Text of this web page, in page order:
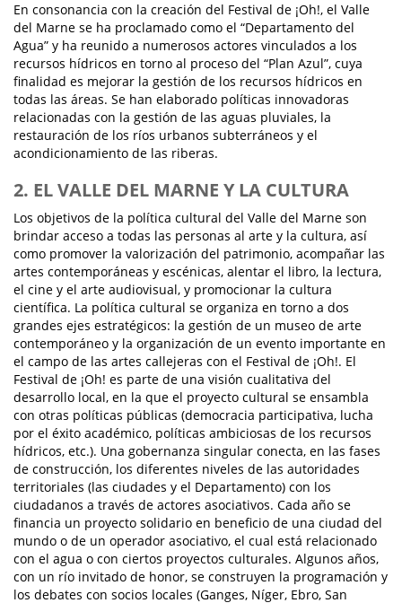
En consonancia con la creación del Festival de ¡Oh!, el Valle
del Marne se ha proclamado como el “Departamento del
Agua” y ha reunido a numerosos actores vinculados a los
recursos hídricos en torno al proceso del “Plan Azul”, cuya
finalidad es mejorar la gestión de los recursos hídricos en
todas las áreas. Se han elaborado políticas innovadoras
relacionadas con la gestión de las aguas pluviales, la
restauración de los ríos urbanos subterráneos y el
acondicionamiento de las riberas.
2. EL VALLE DEL MARNE Y LA CULTURA
Los objetivos de la política cultural del Valle del Marne son
brindar acceso a todas las personas al arte y la cultura, así
como promover la valorización del patrimonio, acompañar las
artes contemporáneas y escénicas, alentar el libro, la lectura,
el cine y el arte audiovisual, y promocionar la cultura
científica. La política cultural se organiza en torno a dos
grandes ejes estratégicos: la gestión de un museo de arte
contemporáneo y la organización de un evento importante en
el campo de las artes callejeras con el Festival de ¡Oh!. El
Festival de ¡Oh! es parte de una visión cualitativa del
desarrollo local, en la que el proyecto cultural se ensambla
con otras políticas públicas (democracia participativa, lucha
por el éxito académico, políticas ambiciosas de los recursos
hídricos, etc.). Una gobernanza singular conecta, en las fases
de construcción, los diferentes niveles de las autoridades
territoriales (las ciudades y el Departamento) con los
ciudadanos a través de actores asociativos. Cada año se
financia un proyecto solidario en beneficio de una ciudad del
mundo o de un operador asociativo, el cual está relacionado
con el agua o con ciertos proyectos culturales. Algunos años,
con un río invitado de honor, se construyen la programación y
los debates con socios locales (Ganges, Níger, Ebro, San